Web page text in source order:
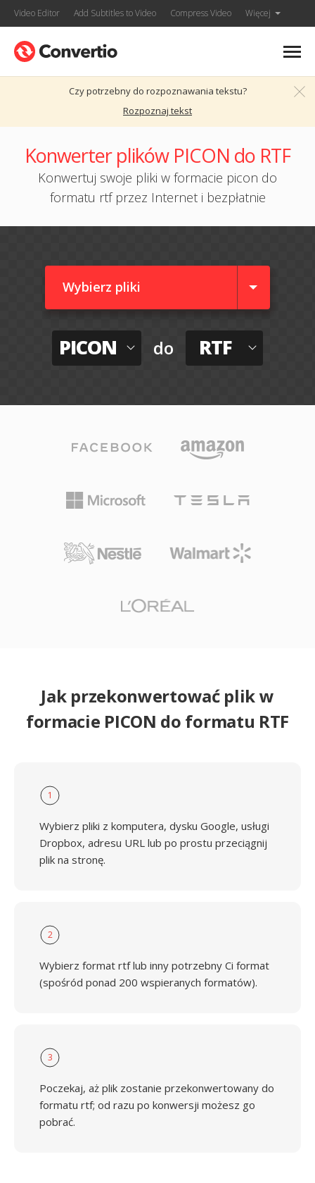
Video Editor Add Subtitles to Video Compress Video Więcej
Czy potrzebny do rozpoznawania tekstu?
Rozpoznaj tekst
Konwerter plików PICON do RTF
Konwertuj swoje pliki w formacie picon do
formatu rtf przez Internet i bezpłatnie
Wybierz pliki
PICON do RTF
Jak przekonwertować plik w
formacie PICON do formatu RTF
1
Wybierz pliki z komputera, dysku Google, usługi
Dropbox, adresu URL lub po prostu przeciągnij
plik na stronę.
2
Wybierz format rtf lub inny potrzebny Ci format
(spośród ponad 200 wspieranych formatów).
3
Poczekaj, aż plik zostanie przekonwertowany do
formatu rtf; od razu po konwersji możesz go
pobrać.